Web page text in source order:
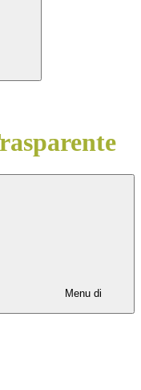
Menu di